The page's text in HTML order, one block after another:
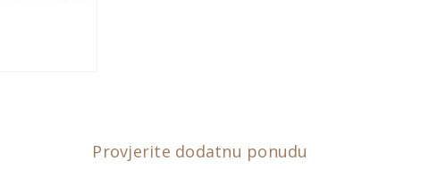
Provjerite dodatnu ponudu